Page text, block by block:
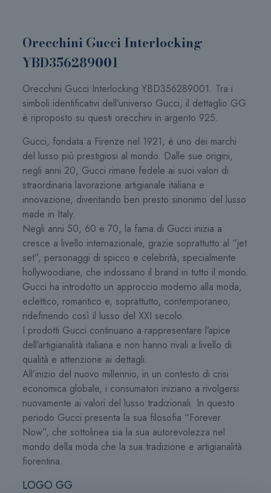
Orecchini Gucci Interlocking
YBD356289001
Orecchini Gucci Interlocking YBD356289001. Tra i
simboli identificativi dell’universo Gucci, il dettaglio GG
è riproposto su questi orecchini in argento 925.
Gucci, fondata a Firenze nel 1921, è uno dei marchi
del lusso più prestigiosi al mondo. Dalle sue origini,
negli anni 20, Gucci rimane fedele ai suoi valori di
straordinaria lavorazione artigianale italiana e
innovazione, diventando ben presto sinonimo del lusso
made in Italy.
Negli anni 50, 60 e 70, la fama di Gucci inizia a
cresce a livello internazionale, grazie soprattutto al “jet
set”, personaggi di spicco e celebrità, specialmente
hollywoodiane, che indossano il brand in tutto il mondo.
Gucci ha introdotto un approccio moderno alla moda,
eclettico, romantico e, soprattutto, contemporaneo,
ridefinendo così il lusso del XXI secolo.
I prodotti Gucci continuano a rappresentare l’apice
dell’artigianalità italiana e non hanno rivali a livello di
qualità e attenzione ai dettagli.
All’inizio del nuovo millennio, in un contesto di crisi
economica globale, i consumatori iniziano a rivolgersi
nuovamente ai valori del lusso tradizionali. In questo
periodo Gucci presenta la sua filosofia “Forever
Now”, che sottolinea sia la sua autorevolezza nel
mondo della moda che la sua tradizione e artigianalità
fiorentina.
LOGO GG